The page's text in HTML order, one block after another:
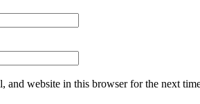
and website in this browser for the next